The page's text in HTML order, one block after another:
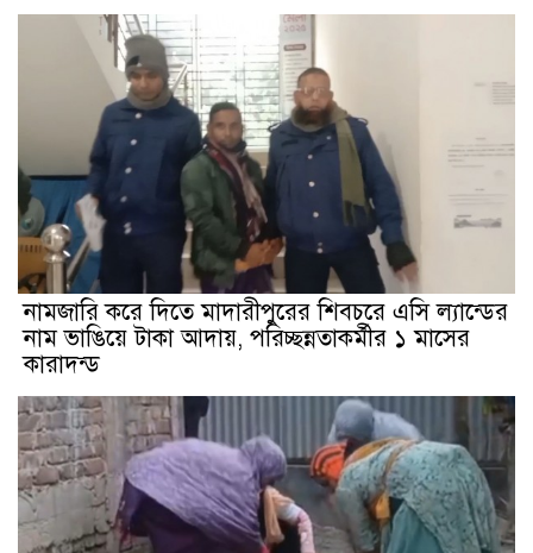
নামজারি করে দিতে মাদারীপুরের শিবচরে এসি ল্যান্ডের
নাম ভাঙিয়ে টাকা আদায়, পরিচ্ছন্নতাকর্মীর ১ মাসের
কারাদন্ড